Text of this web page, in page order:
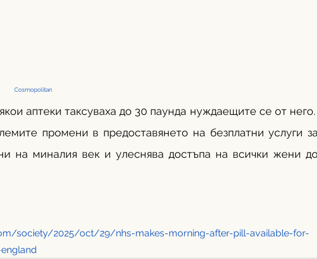
                                                                            Cosmopolitan
аптеки таксуваха до 30 паунда нуждаещите се от него.
промени в предоставянето на безплатни услуги за
на миналия век и улеснява достъпа на всички жени до
society/2025/oct/29/nhs-makes-morning-after-pill-available-for-